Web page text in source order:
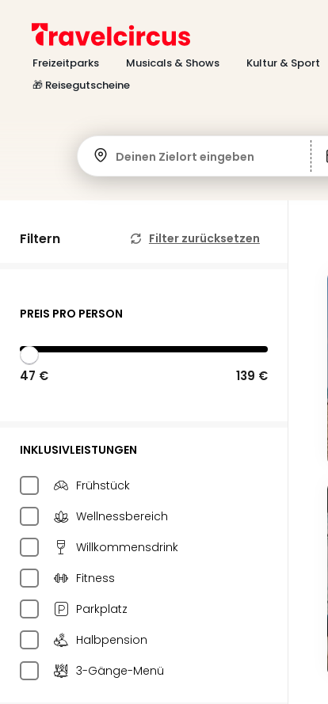
Freizeitparks Musicals & Shows Kultur & Sport
🎁 Reisegutscheine
Deinen Zielort eingeben
Filtern Filter zurücksetzen
PREIS PRO PERSON
47 € 139 €
INKLUSIVLEISTUNGEN
Frühstück
Wellnessbereich
Willkommensdrink
Fitness
Parkplatz
Halbpension
3-Gänge-Menü